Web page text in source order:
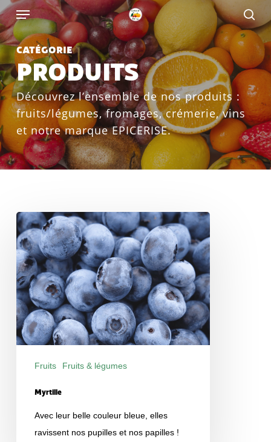
Skip
to
main
content
CATÉGORIE
PRODUITS
Découvrez l’ensemble de nos produits :
fruits/légumes, fromages, crémerie, vins
et notre marque EPICERISE.
Myrtille
Fruits Fruits & légumes
Myrtille
Avec leur belle couleur bleue, elles
ravissent nos pupilles et nos papilles !